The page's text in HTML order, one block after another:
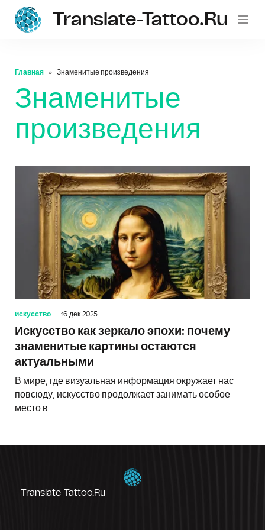
Translate-Tattoo.ru
Главная Знаменитые произведения
Знаменитые
произведения
искусство 16 дек 2025
Искусство как зеркало эпохи: почему
знаменитые картины остаются
актуальными
В мире, где визуальная информация окружает нас
повсюду, искусство продолжает занимать особое
место в
Translate-Tattoo.ru